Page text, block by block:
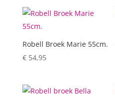
Robell Broek Marie 55cm.
€54,95